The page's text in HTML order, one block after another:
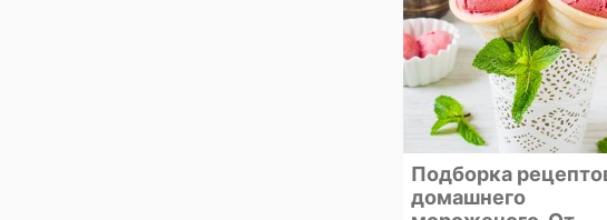
Йогуртовый чиа-
пудинг с клубникой